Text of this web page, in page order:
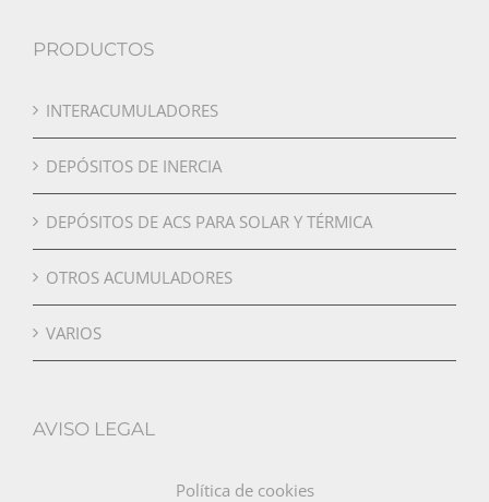
PRODUCTOS
INTERACUMULADORES
DEPÓSITOS DE INERCIA
DEPÓSITOS DE ACS PARA SOLAR Y TÉRMICA
OTROS ACUMULADORES
VARIOS
AVISO LEGAL
Política de cookies